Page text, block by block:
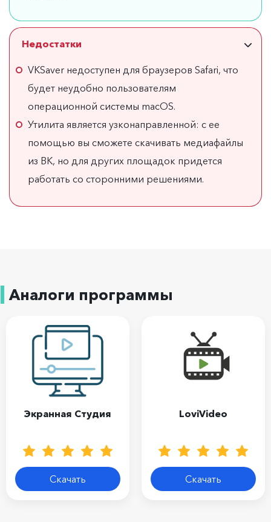
Недостатки
VKSaver недоступен для браузеров Safari, что
будет неудобно пользователям
операционной системы macOS.
Утилита является узконаправленной: с ее
помощью вы сможете скачивать медиафайлы
из ВК, но для других площадок придется
работать со сторонними решениями.
Аналоги программы
Экранная Студия
Скачать
LoviVideo
Скачать